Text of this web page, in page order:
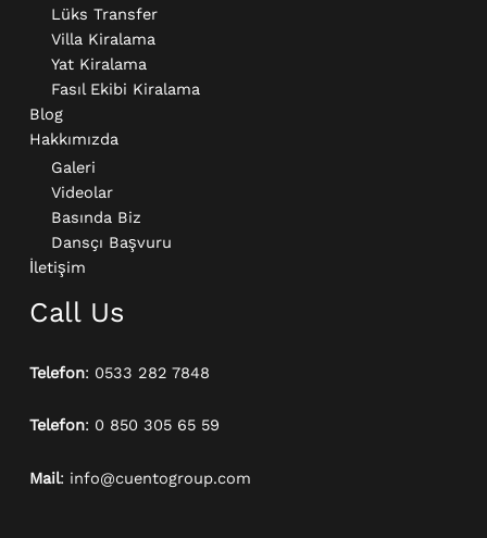
Lüks Transfer
Villa Kiralama
Yat Kiralama
Fasıl Ekibi Kiralama
Blog
Hakkımızda
Galeri
Videolar
Basında Biz
Dansçı Başvuru
İletişim
Call Us
Telefon: 0533 282 7848
Telefon: 0 850 305 65 59
Mail: info@cuentogroup.com